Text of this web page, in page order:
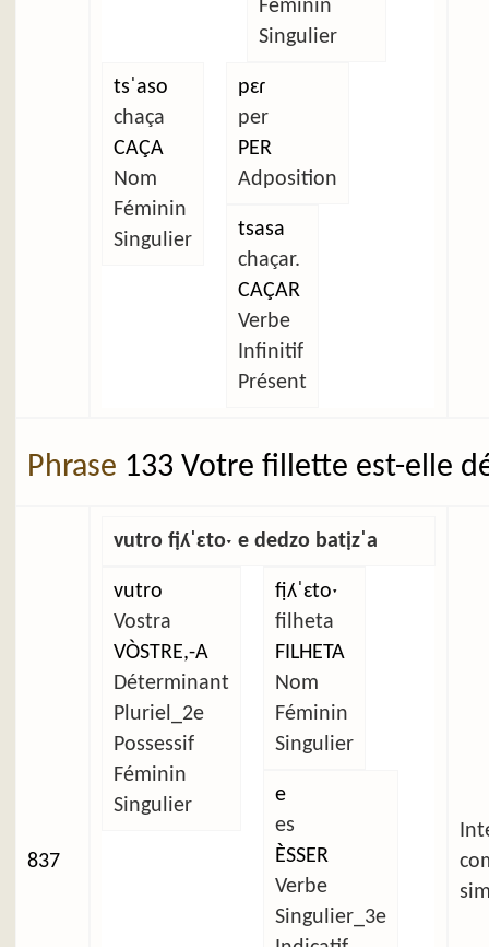
Féminin
Singulier
tsˈaso
chaça
CAÇA
Nom
Féminin
Singulier
pɛɾ
per
PER
Adposition
tsasa
chaçar.
CAÇAR
Verbe
Infinitif
Présent
Phrase 133 Votre fillette est-elle
837
vutro fịʎˈɛtoˑ e dedzo batịzˈa
vutro
Vostra
VÒSTRE,-A
Déterminant
Pluriel_2e
Possessif
Féminin
Singulier
fịʎˈɛtoˑ
filheta
FILHETA
Nom
Féminin
Singulier
e
es
ÈSSER
Verbe
Singulier_3e